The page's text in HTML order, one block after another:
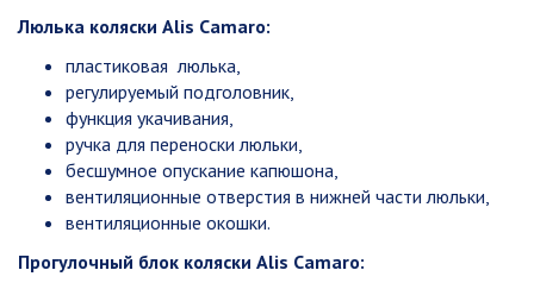
Люлька коляски Alis Camaro:
пластиковая люлька,
регулируемый подголовник,
функция укачивания,
ручка для переноски люльки,
бесшумное опускание капюшона,
вентиляционные отверстия в нижней части люльки,
вентиляционные окошки.
Прогулочный блок коляски Alis Camaro: